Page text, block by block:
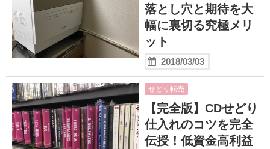
落とし穴と期待を大
幅に裏切る究極メリ
ット
2018/03/03
せどり転売
【完全版】CDせどり
仕入れのコツを完全
伝授！低資金高利益